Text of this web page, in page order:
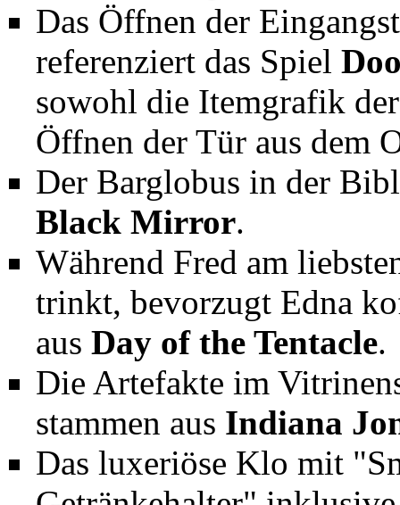
Das Öffnen der
referenziert das Spiel
sowohl die Itemgrafik
Öffnen der Tür aus dem
Der Barglobus in der
Black Mirror.
Während Fred am
trinkt, bevorzugt Edna
aus Day of the Tentacle.
Die Artefakte im
stammen aus Indiana
Das luxeriöse Klo mit